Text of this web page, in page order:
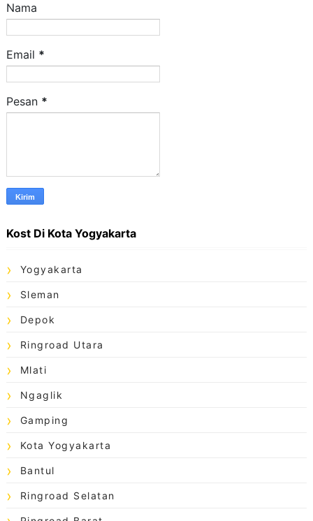
Nama
Email *
Pesan *
Kost Di Kota Yogyakarta
Yogyakarta
Sleman
Depok
Ringroad Utara
Mlati
Ngaglik
Gamping
Kota Yogyakarta
Bantul
Ringroad Selatan